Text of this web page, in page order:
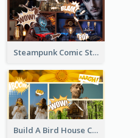
Steampunk Comic Strip
Build A Bird House Comic Strip